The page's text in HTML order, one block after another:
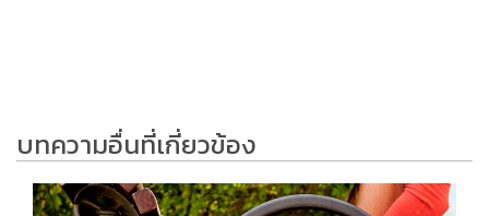
บทความอื่นที่เกี่ยวข้อง